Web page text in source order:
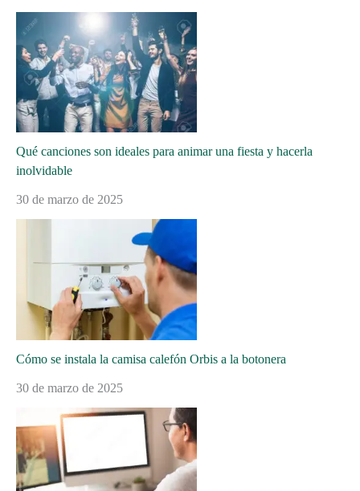
Qué canciones son ideales para animar una fiesta y hacerla
inolvidable
30 de marzo de 2025
Cómo se instala la camisa calefón Orbis a la botonera
30 de marzo de 2025